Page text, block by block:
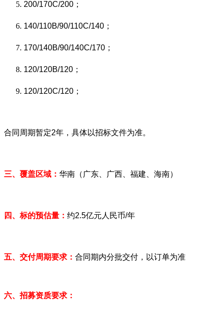
200/170C/200；
140/110B/90/110C/140；
170/140B/90/140C/170；
120/120B/120；
120/120C/120；
合同周期暂定2年，具体以招标文件为准。
三、覆盖区域： 华南（广东、广西、福建、海南）
四、标的预估量： 约2.5亿元人民币/年
五、交付周期要求： 合同期内分批交付，以订单为准
六、招募资质要求：